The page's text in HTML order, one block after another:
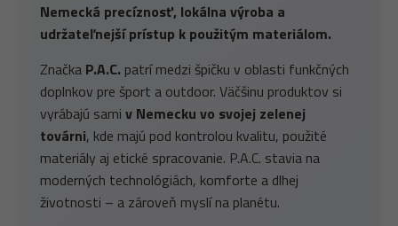
Nemecká precíznosť, lokálna výroba a
udržateľnejší prístup k použitým materiálom.
Značka P.A.C. patrí medzi špičku v oblasti funkčných
doplnkov pre šport a outdoor. Väčšinu produktov si
vyrábajú sami v Nemecku vo svojej zelenej
továrni, kde majú pod kontrolou kvalitu, použité
materiály aj etické spracovanie. P.A.C. stavia na
moderných technológiách, komforte a dlhej
životnosti – a zároveň myslí na planétu.